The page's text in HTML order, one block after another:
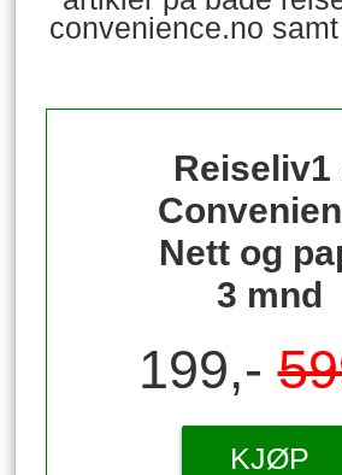
convenience.no
Reiseliv1
Nett og
3 mnd
199,-
KJØP